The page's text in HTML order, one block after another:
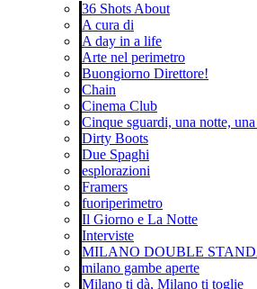
36 Shots About
A cura di
A day in a life
Arte nel perimetro
Buongiorno Direttore!
Chain
Cinema Club
Cinque sguardi, una notte,
Dirty Boots
Due Spaghi
esplorazioni
Framers
fuoriperimetro
Il Giorno e La Notte
Interviste
MILANO DOUBLE
milano gambe aperte
Milano ti dà, Milano ti toglie